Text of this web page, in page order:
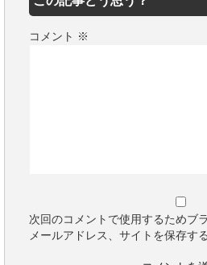
コメント ※
次回のコメントで使用するためブ
メールアドレス、サイトを保存する